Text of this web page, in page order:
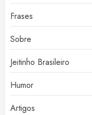
Frases
Sobre
Jeitinho Brasileiro
Humor
Artigos